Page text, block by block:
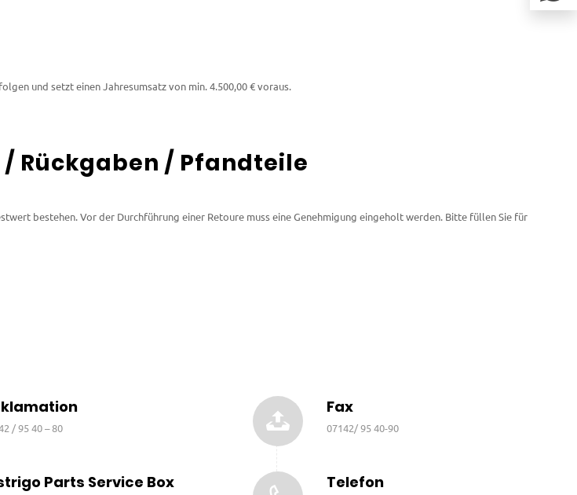
und setzt einen Jahresumsatz von min. 4.500,00 € voraus.
Rückgaben / Pfandteile
bestehen. Vor der Durchführung einer Retoure muss eine Genehmigung eingeholt werden. Bitte füllen Sie für
/ 95 40 – 80
Parts Service Box
Fax
07142/ 95 40-90
Telefon